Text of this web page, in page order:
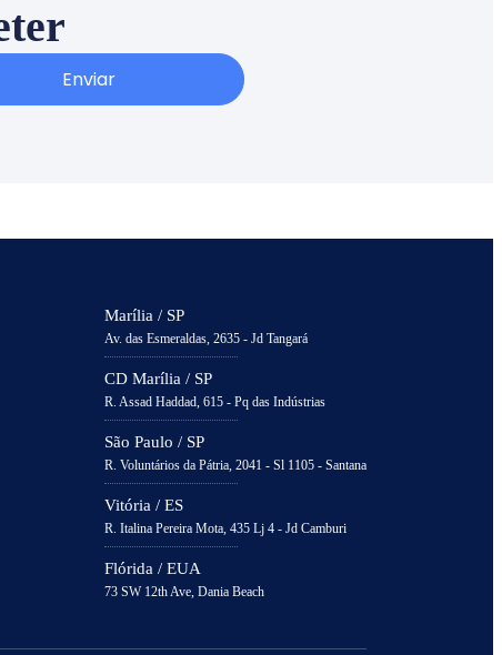
Enviar
Marília / SP
Av. das Esmeraldas, 2635 - Jd Tangará
CD Marília / SP
R. Assad Haddad, 615 - Pq das Indústrias
São Paulo / SP
R. Voluntários da Pátria, 2041 - Sl 1105 - Santana
Vitória / ES
R. Italina Pereira Mota, 435 Lj 4 - Jd Camburi
Flórida / EUA
73 SW 12th Ave, Dania Beach